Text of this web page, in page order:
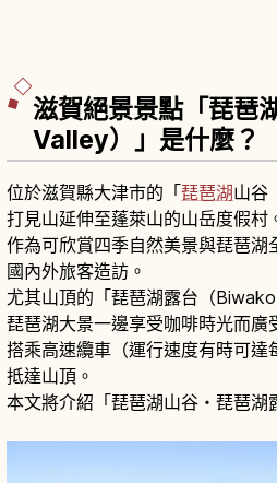
滋賀絕景景點「琵琶
Valley）」是什麼？
位於滋賀縣大津市的「琵琶湖山谷
打見山延伸至蓬萊山的山岳度假村
作為可欣賞四季自然美景與琵琶湖
國內外旅客造訪。
尤其山頂的「琵琶湖露台（
琵琶湖大景一邊享受咖啡時光而廣
搭乘高速纜車（運行速度有時可達
抵達山頂。
本文將介紹「琵琶湖山谷・琵琶湖